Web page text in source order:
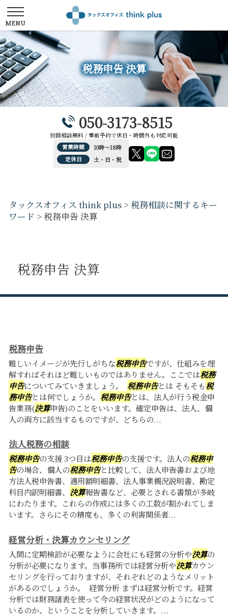
税務申告 決算
050-3173-8515
初回相談無料 / 事前予約で休日・時間外も対応可能
営業時間
10時～18時
定休日
土・日・祝
タックスオフィス think plus > 税務相談に関するキー
ワード > 税務申告 決算
税務申告 決算
税務申告
難しいイメージが先行しがちな税務申告ですが、仕組みを理
解すればそれほど難しいものではありません。ここでは税務
申告についてみていきましょう。 税務申告とは そもそも税
務申告とは何でしょうか。 税務申告とは、法人が行う税金申
告業務(決算申告)のことをいいます。確定申告は、法人、個
人の両方に該当するものですが、どちらの...
法人税務の相談
税務申告の支援 3つ目は税務申告の支援です。法人の税務申
告の場合、個人の税務申告と比較して、法人申告書および地
方法人税申告書、適用額明細書、法人事業概況説明書、勘定
科目内訳明細書、 決算報告書など、必要とされる書類が多岐
にわたります。これらの作成には多くの工数が割かれてしま
います。さらにその精度も、多くの利害関係者...
経営分析・決算カウンセリング
人間に定期検診が必要なように会社にも経営の分析や決算の
分析が必要になります。当事務所では経営分析や決算カウン
セリングを行っておりますが、それぞれどのようなメリット
があるのでしょうか。 経営分析 まずは経営分析です。経営
分析では財務諸表を使って今の経営状況がどのようになって
いるのか、ということを分析していきます。...